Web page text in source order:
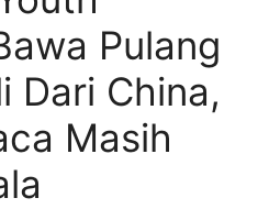
Pulang
Dari China,
Masih